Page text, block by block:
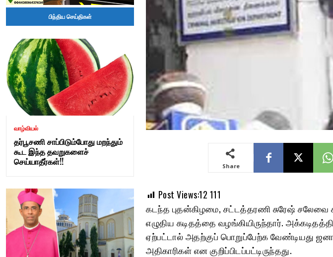
Tamil
Nadu
–
adangapatru.com
பிந்திய செய்திகள்
வாழ்வியல்
தர்பூசணி சாப்பிடும்போது மறந்தும்
கூட இந்த தவறுகளைச்
செய்யாதீர்கள்!!
Share
Post Views:12 111
கடந்த புதன்கிழமை, சட்டத்தரணி சுரேஷ்
எழுதிய கடிதத்தை வழங்கியிருந்தார்.
ஏற்பட்டால் அதற்குப் பொறுப்பேற்க வேண்டியது
அதிகாரிகள் என குறிப்பிடப்பட்டிருந்தது.